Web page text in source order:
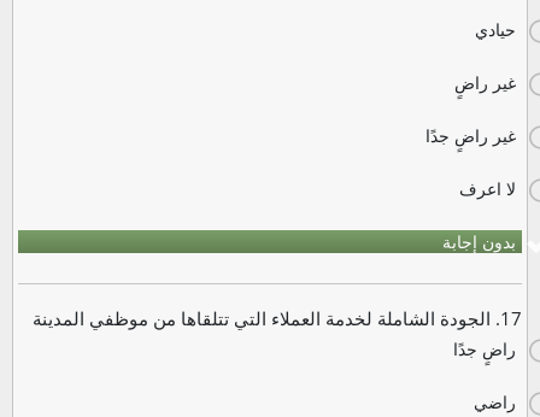
حيادي
غير راضٍ
غير راضٍ جدًا
لا اعرف
بدون إجابة
17. الجودة الشاملة لخدمة العملاء التي تتلقاها من موظفي المدينة
راضٍ جدًا
راضي